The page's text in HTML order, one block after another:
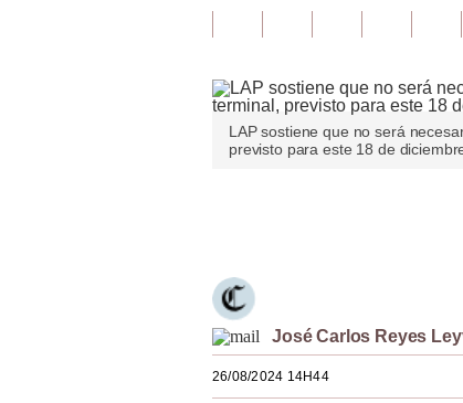
LAP sostiene que no será
previsto para este 18 de
José Carlos Reyes
26/08/2024 14H44